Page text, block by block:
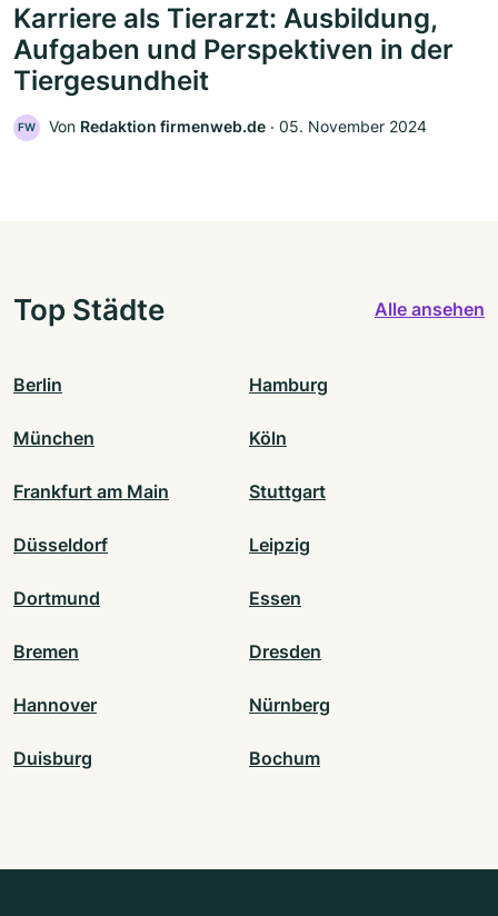
Karriere als Tierarzt: Ausbildung,
Aufgaben und Perspektiven in der
Tiergesundheit
FW Von Redaktion firmenweb.de ‧ 05. November 2024
Top Städte Alle ansehen
Berlin Hamburg
München Köln
Frankfurt am Main Stuttgart
Düsseldorf Leipzig
Dortmund Essen
Bremen Dresden
Hannover Nürnberg
Duisburg Bochum